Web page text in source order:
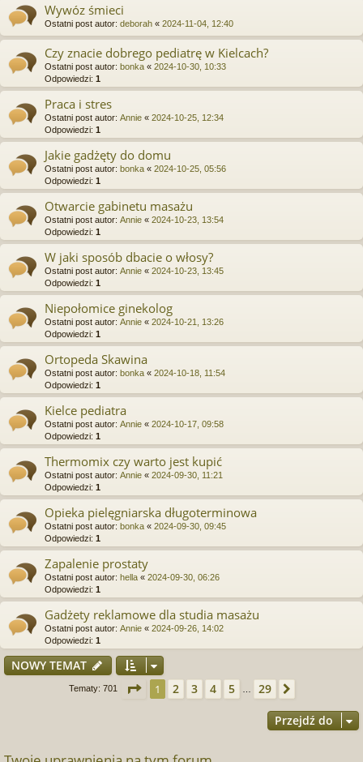
Wywóz śmieci
Ostatni post autor: deborah « 2024-11-04, 12:40
Czy znacie dobrego pediatrę w Kielcach?
Ostatni post autor: bonka « 2024-10-30, 10:33
Odpowiedzi: 1
Praca i stres
Ostatni post autor: Annie « 2024-10-25, 12:34
Odpowiedzi: 1
Jakie gadżęty do domu
Ostatni post autor: bonka « 2024-10-25, 05:56
Odpowiedzi: 1
Otwarcie gabinetu masażu
Ostatni post autor: Annie « 2024-10-23, 13:54
Odpowiedzi: 1
W jaki sposób dbacie o włosy?
Ostatni post autor: Annie « 2024-10-23, 13:45
Odpowiedzi: 1
Niepołomice ginekolog
Ostatni post autor: Annie « 2024-10-21, 13:26
Odpowiedzi: 1
Ortopeda Skawina
Ostatni post autor: bonka « 2024-10-18, 11:54
Odpowiedzi: 1
Kielce pediatra
Ostatni post autor: Annie « 2024-10-17, 09:58
Odpowiedzi: 1
Thermomix czy warto jest kupić
Ostatni post autor: Annie « 2024-09-30, 11:21
Odpowiedzi: 1
Opieka pielęgniarska długoterminowa
Ostatni post autor: bonka « 2024-09-30, 09:45
Odpowiedzi: 1
Zapalenie prostaty
Ostatni post autor: hella « 2024-09-30, 06:26
Odpowiedzi: 1
Gadżety reklamowe dla studia masażu
Ostatni post autor: Annie « 2024-09-26, 14:02
Odpowiedzi: 1
NOWY TEMAT
Tematy: 701 Strona z 29
1 2 3 4 5 29
Przejdź do